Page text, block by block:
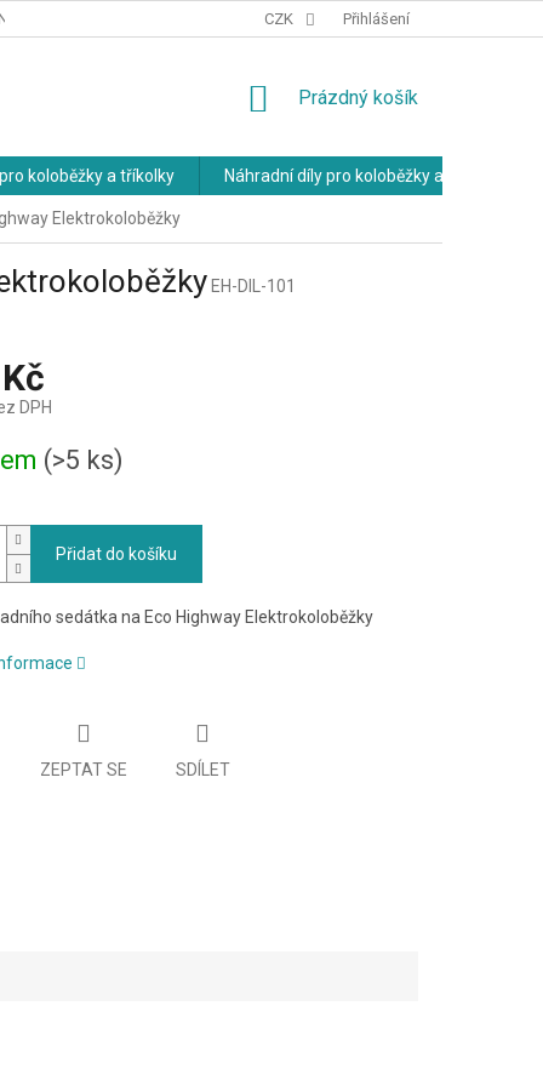
ÚDAJŮ OBCHODNÍ PODMÍNKY
CZK Přihlášení
NÁKUPNÍ
Prázdný košík
koloběžky a tříkolky Náhradní díly pro koloběžky a tříkolky
Elektrokoloběžky
EH-DIL-101
DPH
(>5 ks)
Přidat do košíku
sedátka na Eco Highway Elektrokoloběžky
ZEPTAT SE SDÍLET